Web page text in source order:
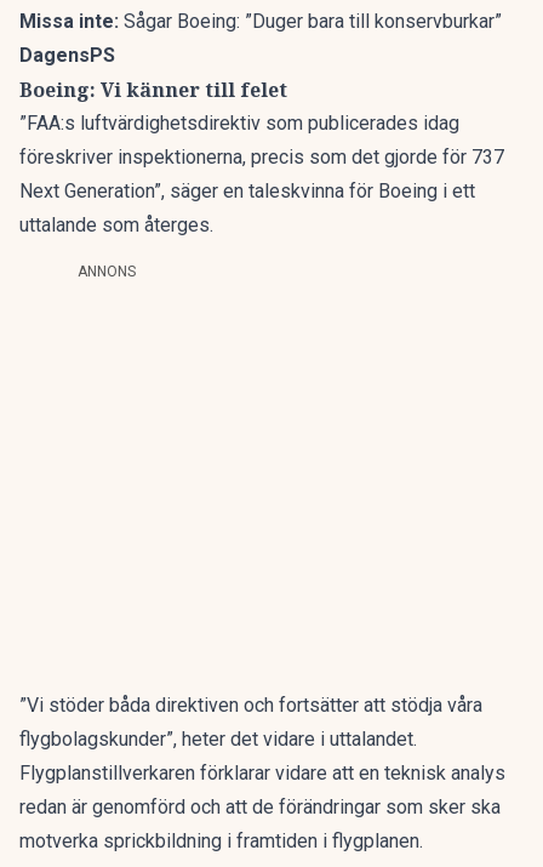
Missa inte: Sågar Boeing: ”Duger bara till konservburkar”
DagensPS
Boeing: Vi känner till felet
”FAA:s luftvärdighetsdirektiv som publicerades idag
föreskriver inspektionerna, precis som det gjorde för 737
Next Generation”, säger en taleskvinna för Boeing i ett
uttalande som återges.
ANNONS
”Vi stöder båda direktiven och fortsätter att stödja våra
flygbolagskunder”, heter det vidare i uttalandet.
Flygplanstillverkaren förklarar vidare att en teknisk analys
redan är genomförd och att de förändringar som sker ska
motverka sprickbildning i framtiden i flygplanen.